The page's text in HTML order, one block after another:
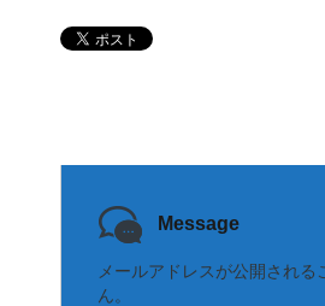
Message
メールアドレスが公開される
ん。